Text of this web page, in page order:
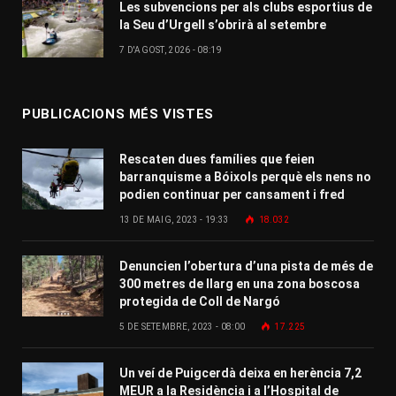
Les subvencions per als clubs esportius de
la Seu d’Urgell s’obrirà al setembre
7 D'AGOST, 2026 - 08:19
PUBLICACIONS MÉS VISTES
Rescaten dues famílies que feien
barranquisme a Bóixols perquè els nens no
podien continuar per cansament i fred
13 DE MAIG, 2023 - 19:33 18.032
Denuncien l’obertura d’una pista de més de
300 metres de llarg en una zona boscosa
protegida de Coll de Nargó
5 DE SETEMBRE, 2023 - 08:00 17.225
Un veí de Puigcerdà deixa en herència 7,2
MEUR a la Residència i a l’Hospital de